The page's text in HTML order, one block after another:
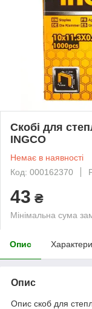
Скобі для
INGCO
Немає в наявності
Код: 000162370
43 ₴
Мінімальна сума
Опис
Опис
Опис скоб для